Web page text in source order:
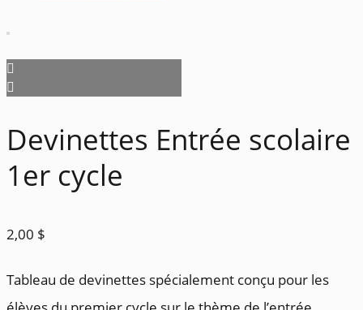
Devinettes Entrée scolaire
1er cycle
2,00 $
Tableau de devinettes spécialement conçu pour les